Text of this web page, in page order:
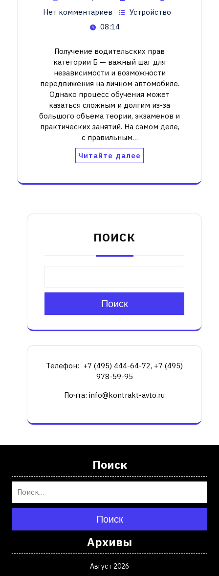
Нет комментариев
Устройство
08:14
Получение водительских прав
категории Б — важный шаг для
независимости и возможности
передвижения на личном автомобиле.
Однако процесс обучения может
казаться сложным и долгим из-за
большого объема теории, экзаменов и
практических занятий. На самом деле,
с правильным…
Читайте далее
ПОИСК
Поиск
Телефон: +7 (495) 444-64-72, +7 (495)
978-59-95
Почта: info@kontrakt-avto.ru
Поиск
Поиск
Архивы
Август 2026